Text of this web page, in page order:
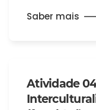
Saber mais
Atividade